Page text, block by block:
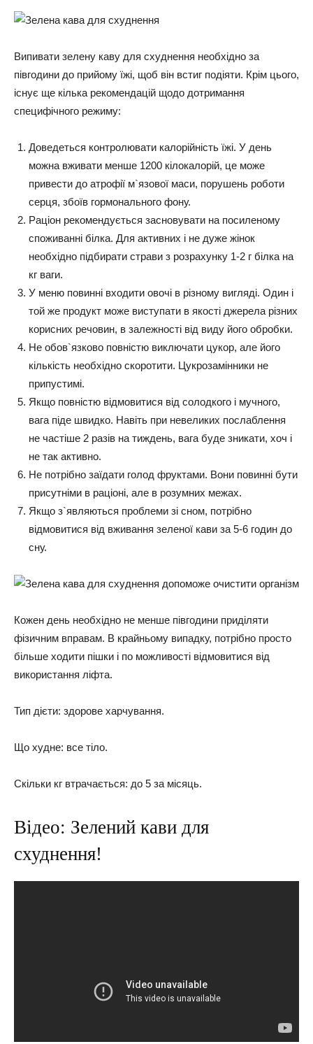
Випивати зелену каву для схуднення необхідно за
півгодини до прийому їжі, щоб він встиг подіяти. Крім цього,
існує ще кілька рекомендацій щодо дотримання
специфічного режиму:
Доведеться контролювати калорійність їжі. У день
можна вживати менше 1200 кілокалорій, це може
привести до атрофії м`язової маси, порушень роботи
серця, збоїв гормонального фону.
Раціон рекомендується засновувати на посиленому
споживанні білка. Для активних і не дуже жінок
необхідно підбирати страви з розрахунку 1-2 г білка на
кг ваги.
У меню повинні входити овочі в різному вигляді. Один і
той же продукт може виступати в якості джерела різних
корисних речовин, в залежності від виду його обробки.
Не обов`язково повністю виключати цукор, але його
кількість необхідно скоротити. Цукрозамінники не
припустимі.
Якщо повністю відмовитися від солодкого і мучного,
вага піде швидко. Навіть при невеликих послаблення
не частіше 2 разів на тиждень, вага буде зникати, хоч і
не так активно.
Не потрібно заїдати голод фруктами. Вони повинні бути
присутніми в раціоні, але в розумних межах.
Якщо з`являються проблеми зі сном, потрібно
відмовитися від вживання зеленої кави за 5-6 годин до
сну.
Кожен день необхідно не менше півгодини приділяти
фізичним вправам. В крайньому випадку, потрібно просто
більше ходити пішки і по можливості відмовитися від
використання ліфта.
Тип дієти: здорове харчування.
Що худне: все тіло.
Скільки кг втрачається: до 5 за місяць.
Відео: Зелений кави для
схуднення!